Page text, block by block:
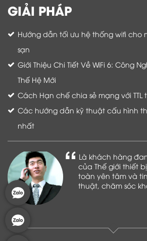
GIẢI PHÁP
Hướng dẫn tối ưu hệ thống wifi cho
sạn
Giới Thiệu Chi Tiết Về WiFi 6: Công
Thế Hệ Mới
Cách Hạn chế chia sẻ mạng với TTL
Các hướng dẫn kỹ thuật cấu hình
nhất
Là khách hàng
của Thế giới thiết
toàn yên tâm và
thuật, chăm sóc